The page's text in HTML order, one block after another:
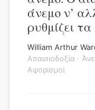
άνεμο ν’
ρυθμίζει
William Arthur
Απαισιοδοξία ·
Αφορισμοί